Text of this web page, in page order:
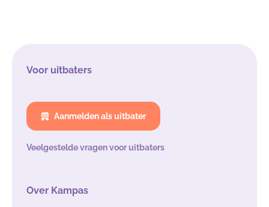
Voor uitbaters
Aanmelden als uitbater
Veelgestelde vragen voor uitbaters
Over Kampas